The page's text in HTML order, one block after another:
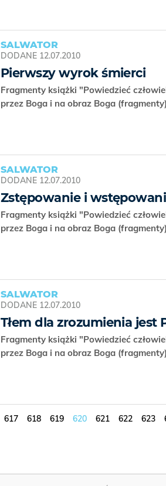
SALWATOR
DODANE 12.07.2010
Pierwszy wyrok śmierci
Fragmenty książki "Powiedzieć
przez Boga i na obraz Boga (fragmenty)
SALWATOR
DODANE 12.07.2010
Zstępowanie i
Fragmenty książki "Powiedzieć
przez Boga i na obraz Boga (fragmenty)
SALWATOR
DODANE 12.07.2010
Tłem dla zrozumienia jest
Fragmenty książki "Powiedzieć
przez Boga i na obraz Boga (fragmenty)
617 618 619 620 621 622 623